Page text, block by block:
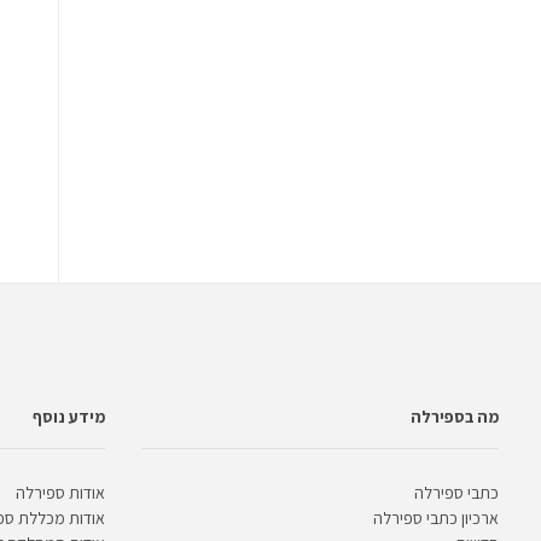
מידע נוסף
אודות ספירלה
אודות מכללת
מה בספירלה
כתבי ספירלה
ארכיון כתבי ספירלה